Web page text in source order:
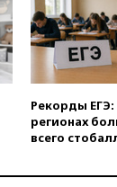
Рекорды ЕГЭ:
регионах
всего